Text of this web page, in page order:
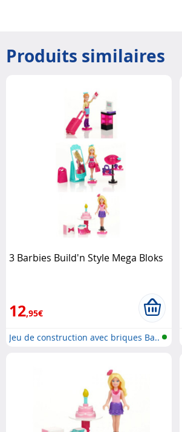
Produits similaires
3 Barbies Build'n Style Mega Bloks
12,95€
Jeu de construction avec briques Ba..